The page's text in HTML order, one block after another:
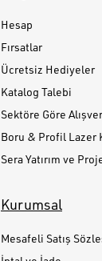
Hesap
Fırsatlar
Ücretsiz Hediyeler
Katalog Talebi
Sektöre Göre
Boru & Profil Lazer
Sera Yatırım ve
Kurumsal
Mesafeli Satış